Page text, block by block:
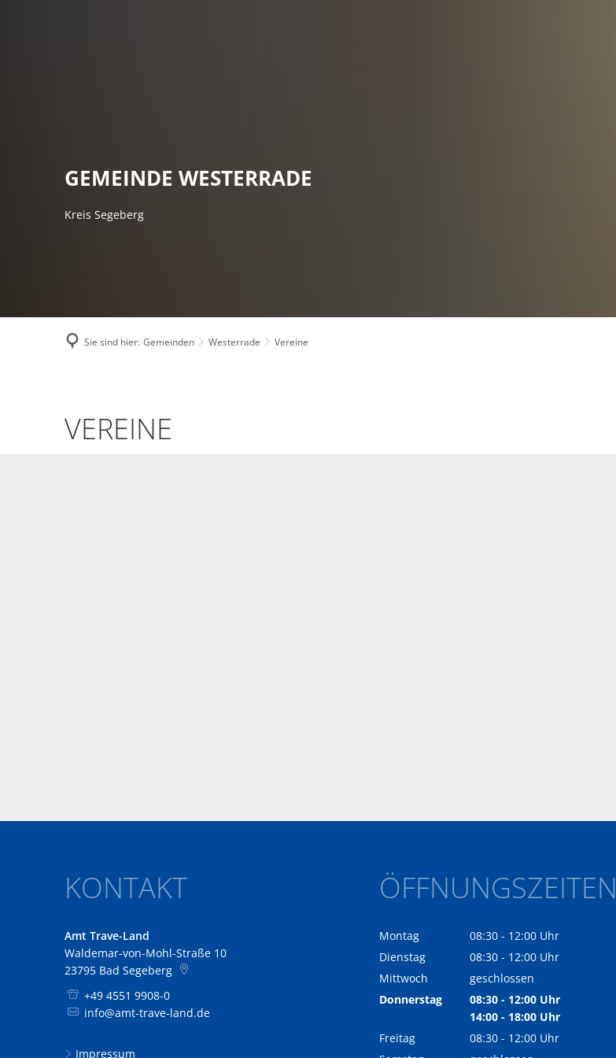
GEMEINDE WESTERRADE
Kreis Segeberg
Sie sind hier: Gemeinden Westerrade Vereine
Vereine
VEREINE
KONTAKT
Amt Trave-Land
Waldemar-von-Mohl-Straße 10
23795 Bad Segeberg
+49 4551 9908-0
info@amt-trave-land.de
Impressum
ÖFFNUNGSZEITEN
Montag 08:30 - 12:00 Uhr
Von 08:30 bis 12:00 Uhr
Dienstag 08:30 - 12:00 Uhr
Von 08:30 bis 12:00 Uhr
Mittwoch
geschlossen
Donnerstag
08:30 - 12:00 Uhr
Von 08:30 bis 12:00 Uhr
14:00 - 18:00 Uhr
Von 14:00 bis 18:00 Uhr
Freitag 08:30 - 12:00 Uhr